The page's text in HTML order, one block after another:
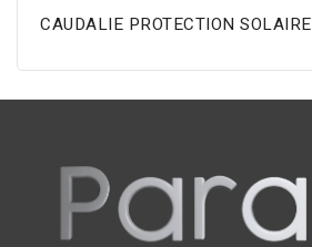
CAUDALIE PROTECTION SOLAIRE